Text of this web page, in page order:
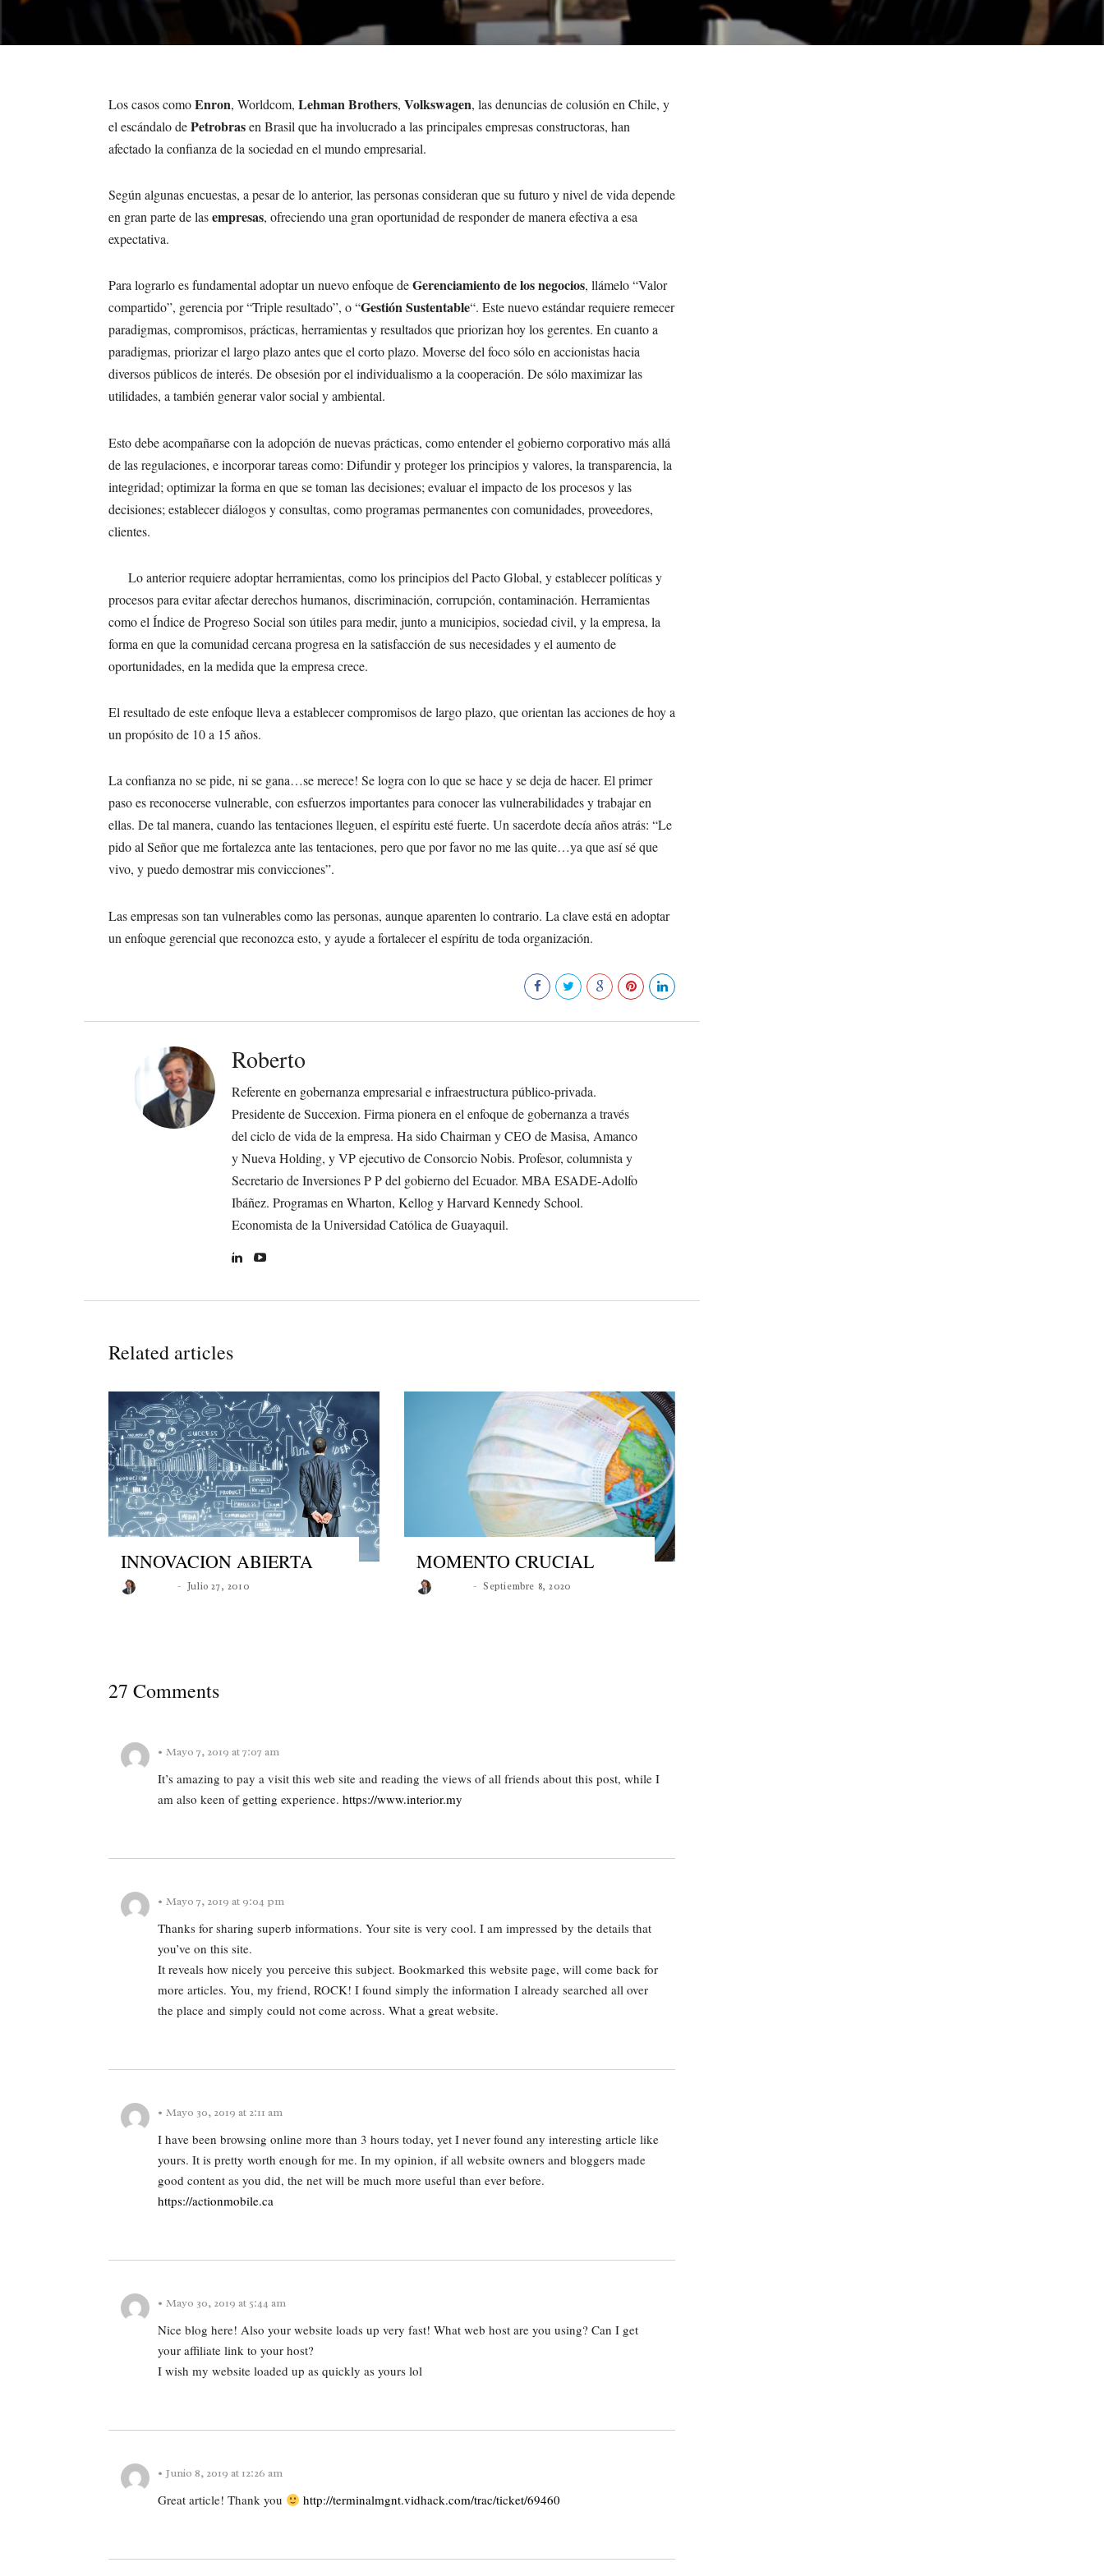
Los casos comoEnron, Worldcom, Lehman Brothers, Volkswagen, las denuncias de colusión en Chile, y
el escándalo dePetrobrasen Brasil que ha involucrado a las principales empresas constructoras, han
afectado la confianza de la sociedad en el mundo empresarial.
Según algunas encuestas, a pesar de lo anterior, las personas consideran que su futuro y nivel de vida depende
en gran parte de lasempresas, ofreciendo una gran oportunidad de responder de manera efectiva a esa
expectativa.
Para lograrlo es fundamental adoptar un nuevo enfoque deGerenciamiento de los negocios, llámelo “Valor
compartido”, gerencia por “Triple resultado”, o “Gestión Sustentable“. Este nuevo estándar requiere remecer
paradigmas, compromisos, prácticas, herramientas y resultados que priorizan hoy los gerentes. En cuanto a
paradigmas, priorizar el largo plazo antes que el corto plazo. Moverse del foco sólo en accionistas hacia
diversos públicos de interés. De obsesión por el individualismo a la cooperación. De sólo maximizar las
utilidades, a también generar valor social y ambiental.
Esto debe acompañarse con la adopción de nuevas prácticas, como entender el gobierno corporativo más allá
de las regulaciones, e incorporar tareas como: Difundir y proteger los principios y valores, la transparencia, la
integridad; optimizar la forma en que se toman las decisiones; evaluar el impacto de los procesos y las
decisiones; establecer diálogos y consultas, como programas permanentes con comunidades, proveedores,
clientes.
Lo anterior requiere adoptar herramientas, como los principios del Pacto Global, y establecer políticas y
procesos para evitar afectar derechos humanos, discriminación, corrupción, contaminación. Herramientas
como el Índice de Progreso Social son útiles para medir, junto a municipios, sociedad civil, y la empresa, la
forma en que la comunidad cercana progresa en la satisfacción de sus necesidades y el aumento de
oportunidades, en la medida que la empresa crece.
El resultado de este enfoque lleva a establecer compromisos de largo plazo, que orientan las acciones de hoy a
un propósito de 10 a 15 años.
La confianza no se pide, ni se gana…se merece! Se logra con lo que se hace y se deja de hacer. El primer
paso es reconocerse vulnerable, con esfuerzos importantes para conocer las vulnerabilidades y trabajar en
ellas. De tal manera, cuando las tentaciones lleguen, el espíritu esté fuerte. Un sacerdote decía años atrás: “Le
pido al Señor que me fortalezca ante las tentaciones, pero que por favor no me las quite…ya que así sé que
vivo, y puedo demostrar mis convicciones”.
Las empresas son tan vulnerables como las personas, aunque aparenten lo contrario. La clave está en adoptar
un enfoque gerencial que reconozca esto, y ayude a fortalecer el espíritu de toda organización.
Roberto
Referente en gobernanza empresarial e infraestructura público-privada.
Presidente de Succexion. Firma pionera en el enfoque de gobernanza a través
del ciclo de vida de la empresa. Ha sido Chairman y CEO de Masisa, Amanco
y Nueva Holding, y VP ejecutivo de Consorcio Nobis. Profesor, columnista y
Secretario de Inversiones P P del gobierno del Ecuador. MBA ESADE-Adolfo
Ibáñez. Programas en Wharton, Kellog y Harvard Kennedy School.
Economista de la Universidad Católica de Guayaquil.
Related articles
INNOVACION ABIERTA
Julio 27, 2010
MOMENTO CRUCIAL
Septiembre 8, 2020
27 Comments
• Mayo 7, 2019 at 7:07 am
It’s amazing to pay a visit this web site and reading the views of all friends about this post, while I
am also keen of getting experience. https://www.interior.my
• Mayo 7, 2019 at 9:04 pm
Thanks for sharing superb informations. Your site is very cool. I am impressed by the details that
you’ve on this site.
It reveals how nicely you perceive this subject. Bookmarked this website page, will come back for
more articles. You, my friend, ROCK! I found simply the information I already searched all over
the place and simply could not come across. What a great website.
• Mayo 30, 2019 at 2:11 am
I have been browsing online more than 3 hours today, yet I never found any interesting article like
yours. It is pretty worth enough for me. In my opinion, if all website owners and bloggers made
good content as you did, the net will be much more useful than ever before.
https://actionmobile.ca
• Mayo 30, 2019 at 5:44 am
Nice blog here! Also your website loads up very fast! What web host are you using? Can I get
your affiliate link to your host?
I wish my website loaded up as quickly as yours lol
• Junio 8, 2019 at 12:26 am
Great article! Thank you http://terminalmgnt.vidhack.com/trac/ticket/69460